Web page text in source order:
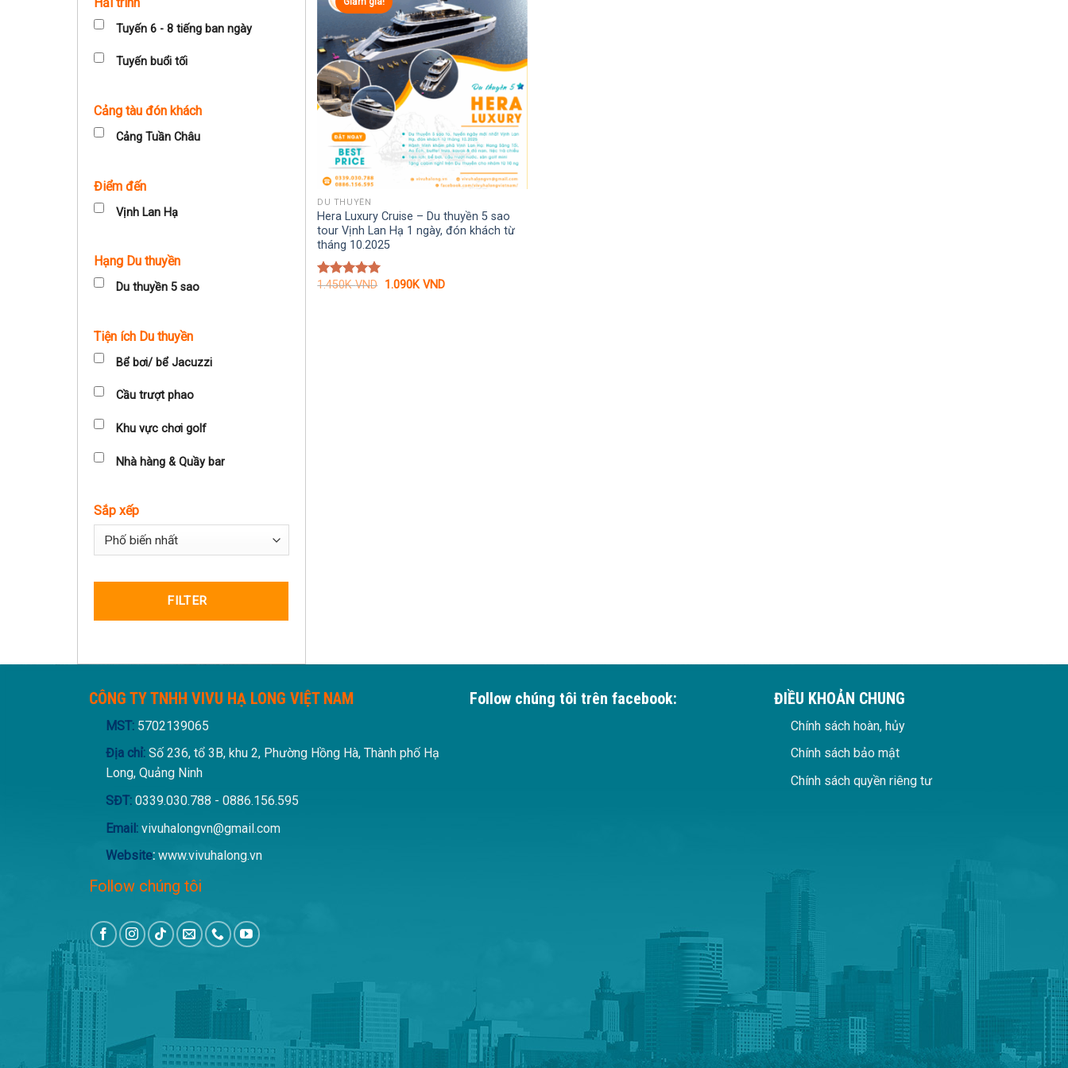
Tuyến 6 - 8 tiếng ban ngày
Tuyến buổi tối
Cảng tàu đón khách
Cảng Tuần Châu
Điểm đến
Vịnh Lan Hạ
Hạng Du thuyền
Du thuyền 5 sao
Tiện ích Du thuyền
Bể bơi/ bể Jacuzzi
Cầu trượt phao
Khu vực chơi golf
Nhà hàng & Quầy bar
Sắp xếp
Sort Products
FILTER
DU THUYỀN
Hera Luxury Cruise – Du thuyền 5 sao
tour Vịnh Lan Hạ 1 ngày, đón khách từ
tháng 10.2025
Được xếp
1.450KVND Giá
1.090KVNDGiá
CÔNG TY TNHH VIVU HẠ LONG VIỆT NAM
MST: 5702139065
Địa chỉ:Số 236, tổ 3B, khu 2, Phường Hồng Hà, Thành phố Hạ
Long, Quảng Ninh
SĐT:0339.030.788 - 0886.156.595
Email:vivuhalongvn@gmail.com
Website:www.vivuhalong.vn
Follow chúng tôi
Follow chúng tôi trên facebook: ĐIỀU KHOẢN CHUNG
Chính sách hoàn, hủy
Chính sách bảo mật
Chính sách quyền riêng tư